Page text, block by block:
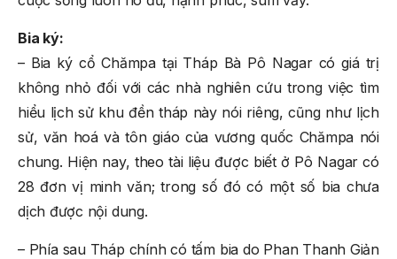
Bia ký:
– Bia ký cổ Chămpa tại Tháp Bà Pô Nagar có giá trị
không nhỏ đối với các nhà nghiên cứu trong việc tìm
hiểu lịch sử khu đền tháp này nói riêng, cũng như lịch
sử, văn hoá và tôn giáo của vương quốc Chămpa nói
chung. Hiện nay, theo tài liệu được biết ở Pô Nagar có
28 đơn vị minh văn; trong số đó có một số bia chưa
dịch được nội dung.
– Phía sau Tháp chính có tấm bia do Phan Thanh Giản